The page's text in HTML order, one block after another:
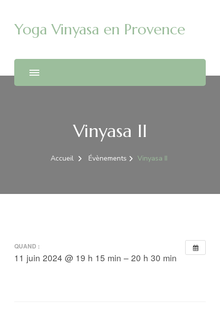
Yoga Vinyasa en Provence
Vinyasa II
Accueil Évènements Vinyasa II
QUAND :
11 juin 2024 @ 19 h 15 min – 20 h 30 min